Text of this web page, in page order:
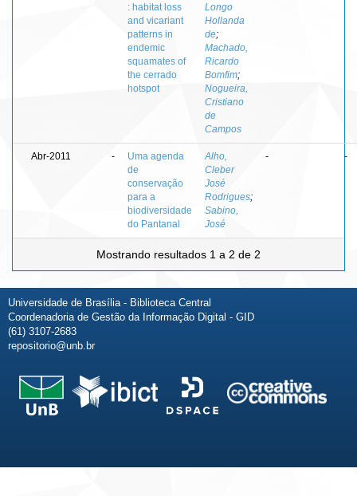
: habitat loss
and vicariant
patterns in
endemic
squamates of
the cerrado
hotspot
Longo
Hollanda
de;
Machado,
Ricardo
Bomfim;
Nogueira,
Cristiano
de
Campos
Abr-2011 -
Uma agenda
de
conservação
para a
biodiversidade
do Pantanal
Alho,
Cleber
José
Rodrigues;
Sabino,
José
- -
Mostrando resultados 1 a 2 de 2
Universidade de Brasília - Biblioteca Central
Coordenadoria de Gestão da Informação Digital - GID
(61) 3107-2683
repositorio@unb.br